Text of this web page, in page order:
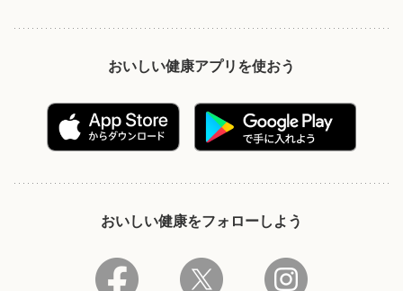
おいしい健康アプリを使おう
おいしい健康をフォローしよう